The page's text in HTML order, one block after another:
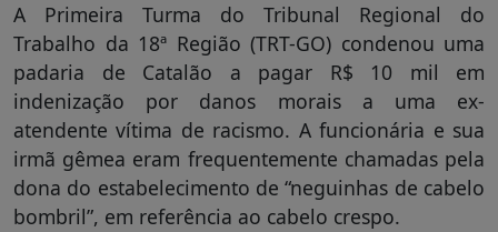
A Primeira Turma do Tribunal Regional do
Trabalho da 18ª Região (TRT-GO) condenou uma
padaria de Catalão a pagar R$ 10 mil em
indenização por danos morais a uma ex-
atendente vítima de racismo. A funcionária e sua
irmã gêmea eram frequentemente chamadas pela
dona do estabelecimento de “neguinhas de cabelo
bombril”, em referência ao cabelo crespo.